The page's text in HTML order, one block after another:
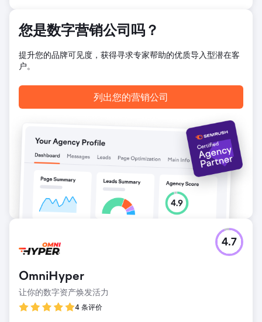
前往营销公司页面
您是数字营销公司吗？
提升您的品牌可见度，获得寻求专家帮助的优质导入型潜在客
户。
列出您的营销公司
OmniHyper
让你的数字资产焕发活力
4 条评价
4.7